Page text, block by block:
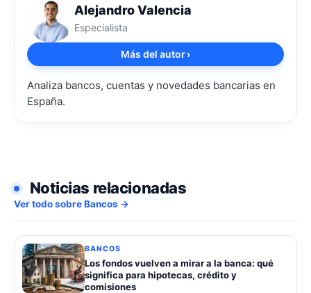
Alejandro Valencia
Especialista
Más del autor›
Analiza bancos, cuentas y novedades bancarias en
España.
Noticias relacionadas
Ver todo sobre Bancos →
BANCOS
Los fondos vuelven a mirar a la banca: qué
significa para hipotecas, crédito y
comisiones